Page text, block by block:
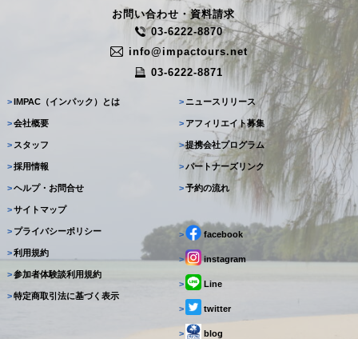
お問い合わせ・資料請求
03-6222-8870
info@impactours.net
03-6222-8871
> IMPAC（インパック）とは
>会社概要
> スタッフ
>採用情報
>ヘルプ・お問合せ
>サイトマップ
> ニュースリリース
> アフィリエイト募集
>提携会社プログラム
>パートナーズリンク
>予約の流れ
> プライバシーポリシー
>利用規約
>参加者体験談利用規約
>特定商取引法に基づく表示
> facebook
> instagram
> Line
> twitter
> blog